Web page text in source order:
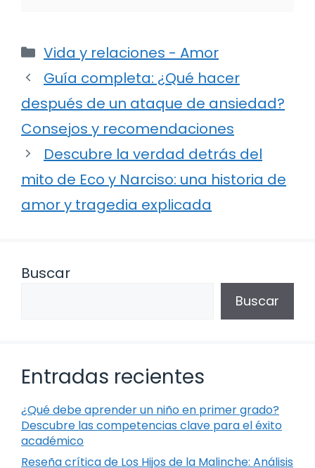
Categorías
Vida y relaciones - Amor
Guía completa: ¿Qué hacer
después de un ataque de ansiedad?
Consejos y recomendaciones
Descubre la verdad detrás del
mito de Eco y Narciso: una historia de
amor y tragedia explicada
Buscar
Buscar
Entradas recientes
¿Qué debe aprender un niño en primer grado?
Descubre las competencias clave para el éxito
académico
Reseña crítica de Los Hijos de la Malinche: Análisis